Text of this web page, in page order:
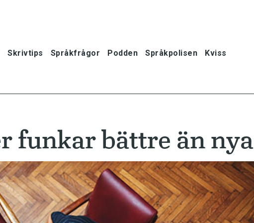
Skrivtips Språkfrågor Podden Språkpolisen Kviss
funkar bättre än nya